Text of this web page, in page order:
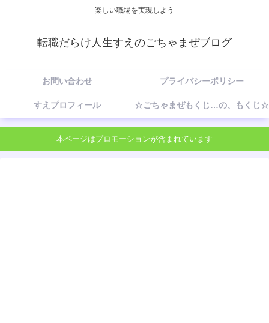
楽しい職場を実現しよう
転職だらけ人生すえのごちゃまぜブログ
お問い合わせ プライバシーポリシー
すえプロフィール ☆ごちゃまぜもくじ…の、もくじ☆
本ページはプロモーションが含まれています